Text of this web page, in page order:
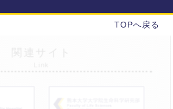
TOPへ戻る